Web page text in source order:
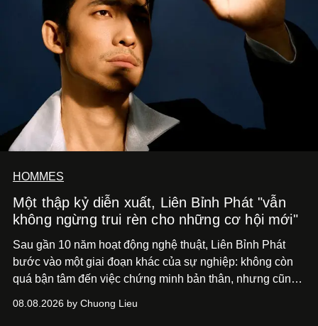
HOMMES
Một thập kỷ diễn xuất, Liên Bỉnh Phát "vẫn
không ngừng trui rèn cho những cơ hội mới"
Sau gần 10 năm hoạt động nghệ thuật, Liên Bỉnh Phát
bước vào một giai đoạn khác của sự nghiệp: không còn
quá bận tâm đến việc chứng minh bản thân, nhưng cũng
08.08.2026 by Chuong Lieu